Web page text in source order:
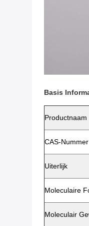
Basis
Productnaam
CAS-Nummer
Uiterlijk
Moleculaire
Moleculair